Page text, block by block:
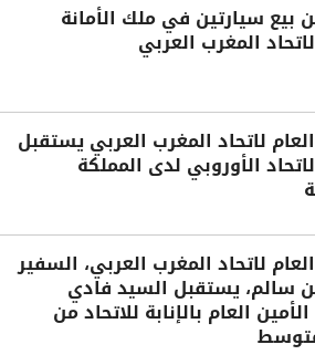
بيع سيارتين في ملك الأمانة
المغرب العربي
لاتحاد المغرب العربي يستقبل
الأوروبي لدى المملكة
لاتحاد المغرب العربي، السفير
سالم، يستقبل السيد فادي
العام بالإنابة للاتحاد من